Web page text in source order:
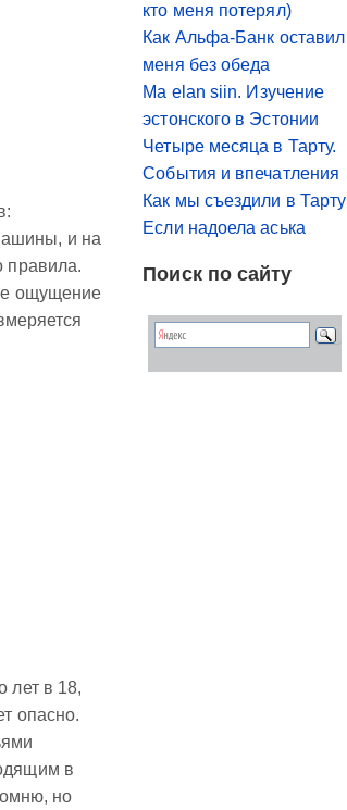
и на
правила.
ощущение
лет в 18,
опасно.
в
но
кто меня потерял)
Как Альфа-Банк оставил
меня без обеда
Ma elan siin. Изучение
эстонского в Эстонии
Четыре месяца в Тарту.
События и впечатления
Как мы съездили в Тарту
Если надоела аська
Поиск по сайту